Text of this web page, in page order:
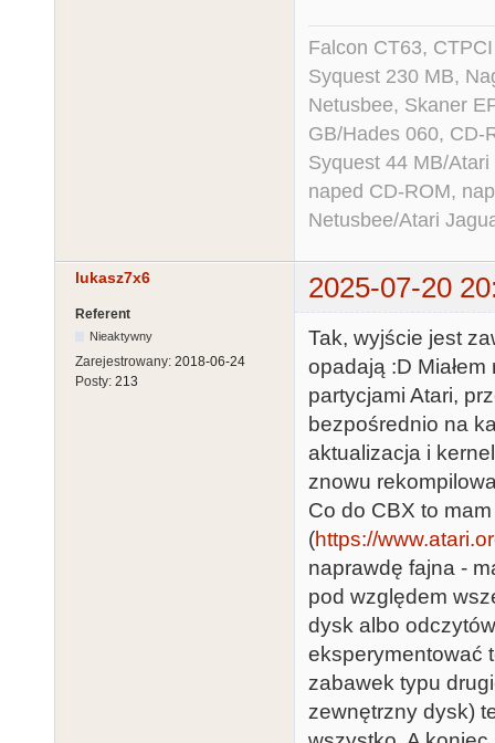
Falcon CT63,
Syquest 230 MB,
Netusbee, Skaner
GB/Hades 060, CD-
Syquest 44 MB/
naped CD-ROM,
Netusbee/Atari
lukasz7x6 2025-07-20
Referent
Nieaktywny
Zarejestrowany: 2018-06-24
Posty: 213
Tak, wyjście jest
opadają :D
partycjami Atari,
bezpośrednio na
aktualizacja i
znowu
Co do CBX to
(https://
naprawdę fajna -
pod względem
dysk albo
eksperymentować
zabawek typu
zewnętrzny dysk)